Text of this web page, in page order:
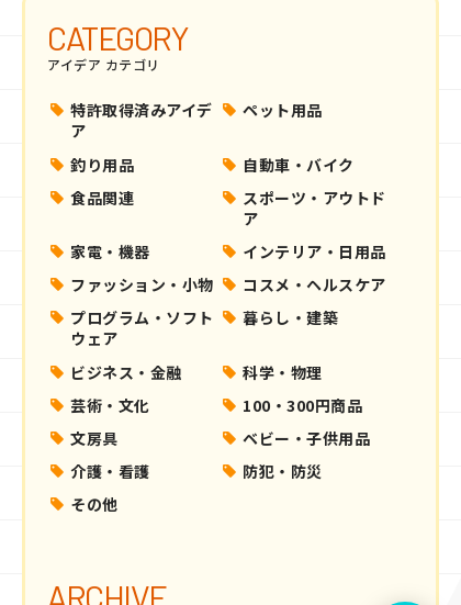
CATEGORY
アイデア カテゴリ
特許取得済みアイデ
ア
ペット用品
釣り用品
自動車・バイク
食品関連
スポーツ・アウトド
ア
家電・機器
インテリア・日用品
ファッション・小物
コスメ・ヘルスケア
プログラム・ソフト
ウェア
暮らし・建築
ビジネス・金融
科学・物理
芸術・文化
100・300円商品
文房具
ベビー・子供用品
介護・看護
防犯・防災
その他
ARCHIVE